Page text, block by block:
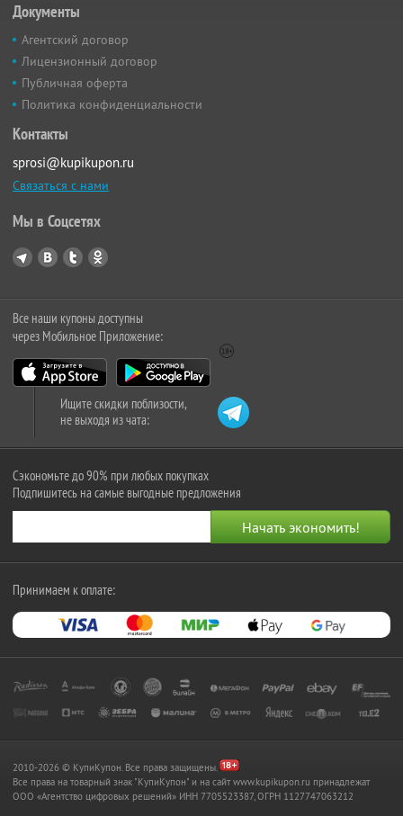
Документы
Агентский договор
Лицензионный договор
Публичная оферта
Политика конфиденциальности
Контакты
sprosi@kupikupon.ru
Связаться с нами
Мы в Соцсетях
Все наши купоны доступны
через Мобильное Приложение:
Ищите скидки поблизости,
не выходя из чата:
Сэкономьте до 90% при любых покупках
Подпишитесь на самые выгодные предложения
Принимаем к оплате:
2010-2026 © КупиКупон. Все права защищены.
Все права на товарный знак "КупиКупон" и на сайт www.kupikupon.ru принадлежат
OOO «Агентство цифровых решений» ИНН 7705523387, ОГРН 1127747063212